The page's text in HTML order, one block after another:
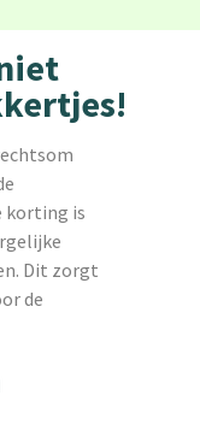
korting is
Dit zorgt
de